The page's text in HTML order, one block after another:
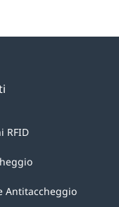
RFID
Antitaccheggio